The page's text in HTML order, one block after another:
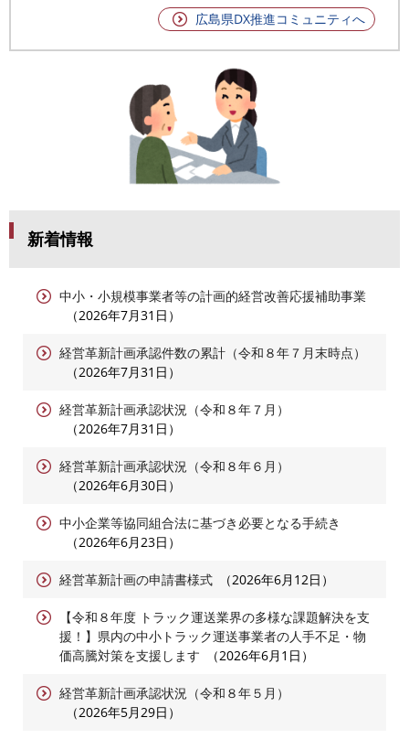
広島県DX推進コミュニティへ
新着情報
中小・小規模事業者等の計画的経営改善応援補助事業
2026年7月31日
経営革新計画承認件数の累計（令和８年７月末時点）
2026年7月31日
経営革新計画承認状況（令和８年７月）
2026年7月31日
経営革新計画承認状況（令和８年６月）
2026年6月30日
中小企業等協同組合法に基づき必要となる手続き
2026年6月23日
経営革新計画の申請書様式 2026年6月12日
【令和８年度 トラック運送業界の多様な課題解決を支
援！】県内の中小トラック運送事業者の人手不足・物
価高騰対策を支援します
2026年6月1日
経営革新計画承認状況（令和８年５月）
2026年5月29日